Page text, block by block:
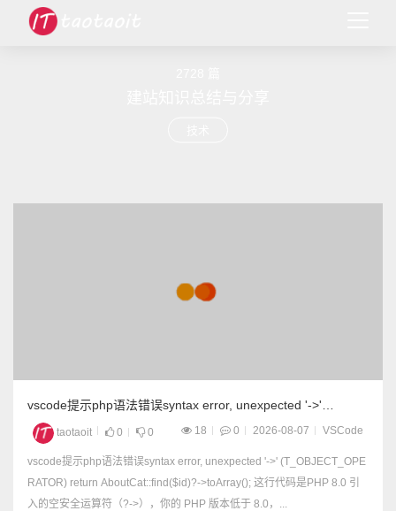
vscode提示php语法错误syntax error, unexpected '->'
(T_OBJECT_OPERATOR)
taotaoit 0 0 18 0 2026-08-07 VSCode
vscode提示php语法错误syntax error, unexpected '->' (T_OBJECT_OPE
RATOR) return AboutCat::find($id)?->toArray(); 这行代码是PHP 8.0 引
入的空安全运算符（?->），你的 PHP 版本低于 8.0，...